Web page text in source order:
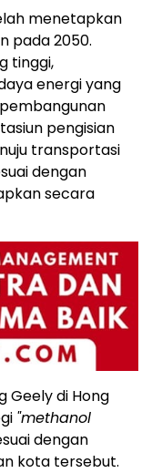
menetapkan
pada 2050.
tinggi,
energi yang
pengisian
transportasi
dengan
secara
Geely di Hong
"methanol
dengan
kota tersebut.